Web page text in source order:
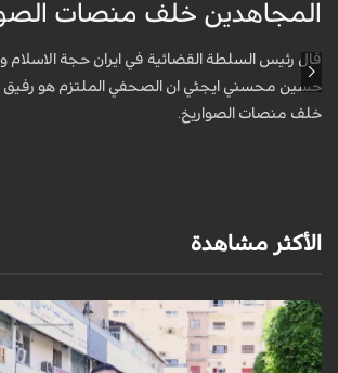
المجاهدين خلف منصات
قال رئيس السلطة القضائية في ايران حجة الاسلام
حسين محسني ايجئي ان الصحفي الملتزم هو رفيق
خلف منصات الصواريخ.
الأكثر مشاهدة